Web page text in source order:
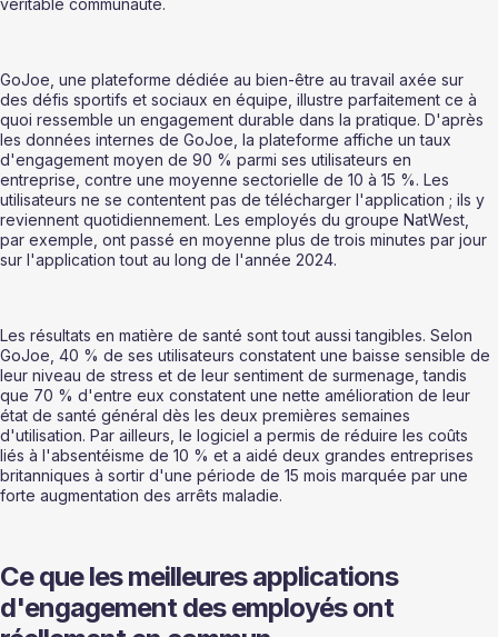
véritable communauté.
GoJoe, une plateforme dédiée au bien-être au travail axée sur
des défis sportifs et sociaux en équipe, illustre parfaitement ce à
quoi ressemble un engagement durable dans la pratique. D'après
les données internes de GoJoe, la plateforme affiche un taux
d'engagement moyen de 90 % parmi ses utilisateurs en
entreprise, contre une moyenne sectorielle de 10 à 15 %. Les
utilisateurs ne se contentent pas de télécharger l'application ; ils y
reviennent quotidiennement. Les employés du groupe NatWest,
par exemple, ont passé en moyenne plus de trois minutes par jour
sur l'application tout au long de l'année 2024.
Les résultats en matière de santé sont tout aussi tangibles. Selon
GoJoe, 40 % de ses utilisateurs constatent une baisse sensible de
leur niveau de stress et de leur sentiment de surmenage, tandis
que 70 % d'entre eux constatent une nette amélioration de leur
état de santé général dès les deux premières semaines
d'utilisation. Par ailleurs, le logiciel a permis de réduire les coûts
liés à l'absentéisme de 10 % et a aidé deux grandes entreprises
britanniques à sortir d'une période de 15 mois marquée par une
forte augmentation des arrêts maladie.
Ce que les meilleures applications
d'engagement des employés ont